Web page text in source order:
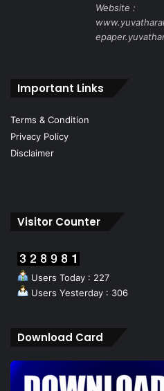
Website :
Important Links
Terms & Condition
Privacy Policy
Disclaimer
Visitor Counter
Users Today : 227
Users Yesterday : 306
Download Card